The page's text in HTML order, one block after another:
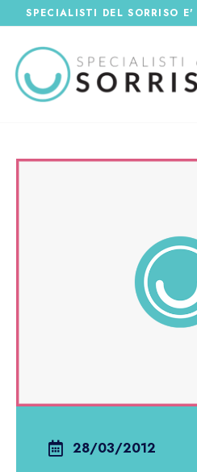
SPECIALISTI DEL SORRISO
28/03/2012